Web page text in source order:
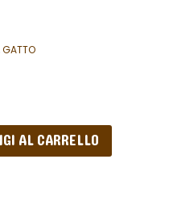
GATTO
AL CARRELLO